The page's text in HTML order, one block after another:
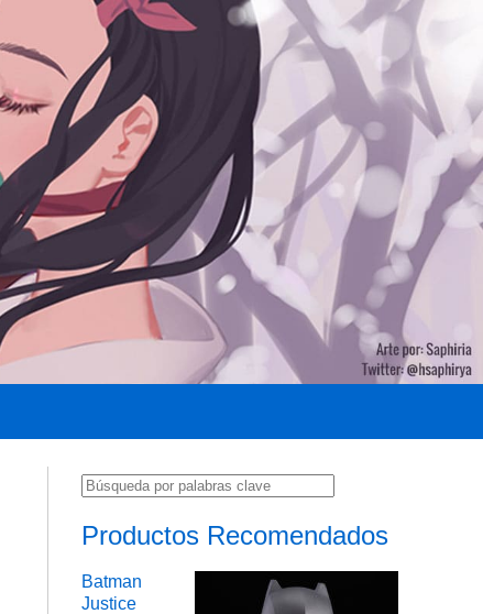
Productos Recomendados
Batman
Justice